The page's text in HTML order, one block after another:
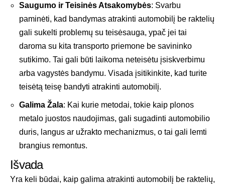
Saugumo ir Teisinės Atsakomybės: Svarbu
paminėti, kad bandymas atrakinti automobilį be raktelių
gali sukelti problemų su teisėsauga, ypač jei tai
daroma su kita transporto priemone be savininko
sutikimo. Tai gali būti laikoma neteisėtu įsiskverbimu
arba vagystės bandymu. Visada įsitikinkite, kad turite
teisėtą teisę bandyti atrakinti automobilį.
Galima Žala: Kai kurie metodai, tokie kaip plonos
metalo juostos naudojimas, gali sugadinti automobilio
duris, langus ar užrakto mechanizmus, o tai gali lemti
brangius remontus.
Išvada
Yra keli būdai, kaip galima atrakinti automobilį be raktelių,